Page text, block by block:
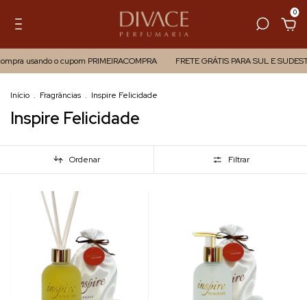
0
usando o cupom PRIMEIRACOMPRA FRETE GRÁTIS PARA SUL E
Início . Fragrâncias . Inspire Felicidade
Inspire Felicidade
Ordenar Filtrar